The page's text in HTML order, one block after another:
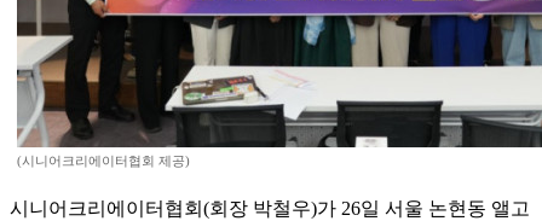
(시니어크리에이터협회 제공)
시니어크리에이터협회(회장 박철우)가 26일 서울 논현동 앨고